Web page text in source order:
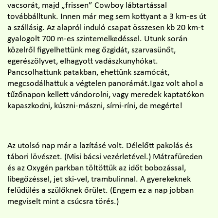
vacsorát, majd „frissen” Cowboy lábtartással
továbbálltunk. Innen már meg sem kottyant a 3 km-es út
a szállásig. Az alapról induló csapat összesen kb 20 km-t
gyalogolt 700 m-es szintemelkedéssel. Utunk során
közelről figyelhettünk meg őzgidát, szarvasünőt,
egerészölyvet, elhagyott vadászkunyhókat.
Pancsolhattunk patakban, ehettünk szamócát,
megcsodálhattuk a végtelen panorámát.Igaz volt ahol a
tűzőnapon kellett vándorolni, vagy meredek kaptatókon
kapaszkodni, kúszni-mászni, sírni-ríni, de megérte!
Az utolsó nap már a lazításé volt. Délelőtt pakolás és
tábori lövészet. (Misi bácsi vezérletével.) Mátrafüreden
és az Oxygén parkban töltöttük az időt bobozással,
libegőzéssel, jet ski-vel, trambulinnal. A gyerekeknek
felüdülés a szülőknek őrület. (Engem ez a nap jobban
megviselt mint a csúcsra törés.)